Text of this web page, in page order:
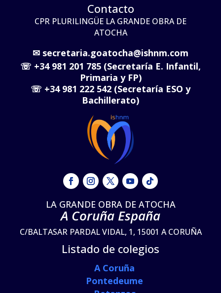
Contacto
CPR PLURILINGÜE LA GRANDE OBRA DE
ATOCHA
✉ secretaria.goatocha@ishnm.com
☏ +34 981 201 785 (Secretaría E. Infantil,
Primaria y FP)
☏ +34 981 222 542 (Secretaría ESO y
Bachillerato)
LA GRANDE OBRA DE ATOCHA
A Coruña España
C/BALTASAR PARDAL VIDAL, 1, 15001 A CORUÑA
Listado de colegios
A Coruña
Pontedeume